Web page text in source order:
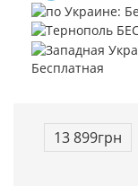
Бесплатная
13 899грн